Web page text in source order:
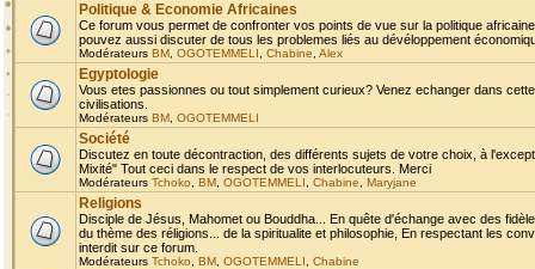
Politique & Economie Africaines
Ce forum vous permet de confronter vos points de vue sur la politique
pouvez aussi discuter de tous les problemes liés au dévéloppement
Modérateurs BM OGOTEMMELI Chabine Alex
Egyptologie
Vous etes passionnes ou tout simplement curieux? Venez echanger dans
civilisations.
Modérateurs BM OGOTEMMELI
Société
Discutez en toute décontraction, des différents sujets de votre choix, à
Mixité" Tout ceci dans le respect de vos interlocuteurs. Merci
Modérateurs Tchoko BM OGOTEMMELI Chabine Maryjane
Religions
Disciple de Jésus, Mahomet ou Bouddha... En quête d'échange avec des
du thème des réligions... de la spiritualite et philosophie, En respectant les
interdit sur ce forum.
Modérateurs Tchoko BM OGOTEMMELI Chabine